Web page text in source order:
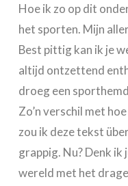
Hoe ik zo op dit
het sporten. Mijn
Best pittig kan ik je
altijd ontzettend
droeg een
Zo’n verschil met
zou ik deze tekst
grappig. Nu? Denk ik
wereld met het